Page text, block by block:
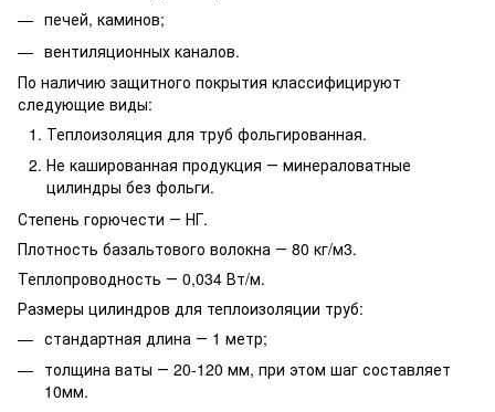
печей, каминов;
вентиляционных каналов.
По наличию защитного покрытия классифицируют
следующие виды:
Теплоизоляция для труб фольгированная.
Не кашированная продукция ― минераловатные
цилиндры без фольги.
Степень горючести ― НГ.
Плотность базальтового волокна ― 80 кг/м3.
Теплопроводность ― 0,034 Вт/м.
Размеры цилиндров для теплоизоляции труб:
стандартная длина ― 1 метр;
толщина ваты ― 20-120 мм, при этом шаг составляет
10мм.